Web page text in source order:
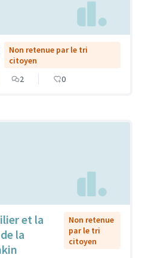
Non retenue par le tri
citoyen
2 0
et la
la
Non retenue
par le tri
citoyen